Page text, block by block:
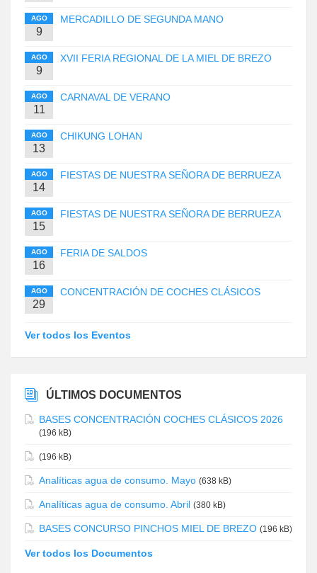
AGO
9
MERCADILLO DE SEGUNDA MANO
AGO
9
XVII FERIA REGIONAL DE LA MIEL DE BREZO
AGO
11
CARNAVAL DE VERANO
AGO
13
CHIKUNG LOHAN
AGO
14
FIESTAS DE NUESTRA SEÑORA DE BERRUEZA
AGO
15
FIESTAS DE NUESTRA SEÑORA DE BERRUEZA
AGO
16
FERIA DE SALDOS
AGO
29
CONCENTRACIÓN DE COCHES CLÁSICOS
Ver todos los Eventos
ÚLTIMOS DOCUMENTOS
BASES CONCENTRACIÓN COCHES CLÁSICOS 2026
(196 kB)
(196 kB)
Analíticas agua de consumo. Mayo (638 kB)
Analíticas agua de consumo. Abril (380 kB)
BASES CONCURSO PINCHOS MIEL DE BREZO (196 kB)
Ver todos los Documentos